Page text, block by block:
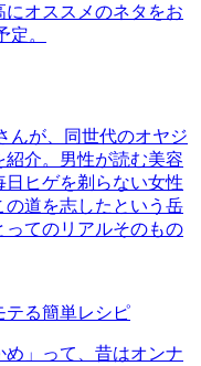
オススメのネタをお
。
んが、同世代のオヤジ
介。男性が読む美容
ヒゲを剃らない女性
の道を志したという岳
ってのリアルそのもの
テる簡単レシピ
め」って、昔はオンナ